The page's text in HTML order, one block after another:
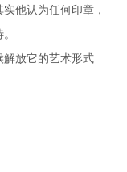
他认为任何印章，
解放它的艺术形式